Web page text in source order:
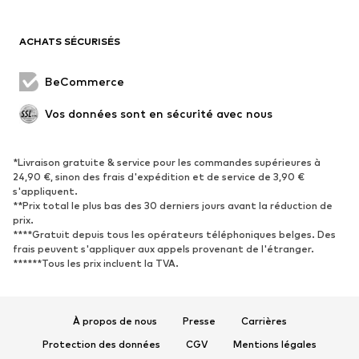
Occasions spéciales
Nouveautés
Tendance
Baskets
Escarpins et talons hauts
Bottes
Sandales
Chaussures basses
Chaussures de sport
Ballerines
SPORT
ACHATS SÉCURISÉS
BeCommerce
Vos données sont en sécurité avec nous
*Livraison gratuite & service pour les commandes supérieures à
24,90 €, sinon des frais d'expédition et de service de 3,90 €
s'appliquent.
**Prix total le plus bas des 30 derniers jours avant la réduction de
prix.
****Gratuit depuis tous les opérateurs téléphoniques belges. Des
frais peuvent s'appliquer aux appels provenant de l'étranger.
******Tous les prix incluent la TVA.
À propos de nous Presse
Carrières
Protection des données
CGV Mentions légales